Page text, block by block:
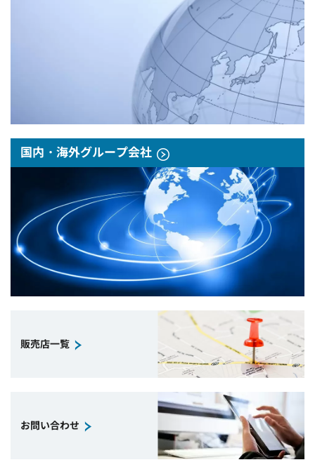
国内・海外グループ会社
販売店一覧
お問い合わせ